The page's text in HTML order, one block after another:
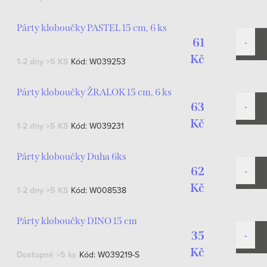
Párty kloboučky PASTEL 15 cm, 6 ks
1-2 dny >5 KS Kód: W039253
61
Kč
Párty kloboučky ŽRALOK 15 cm, 6 ks
1-2 dny >5 KS Kód: W039231
63
Kč
Párty kloboučky Duha 6ks
1-2 dny >5 KS Kód: W008538
62
Kč
Párty kloboučky DINO 15 cm
Dostupné >5 ks Kód: W039219-S
35
Kč